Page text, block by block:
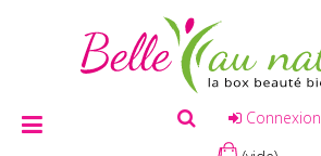
Connexion